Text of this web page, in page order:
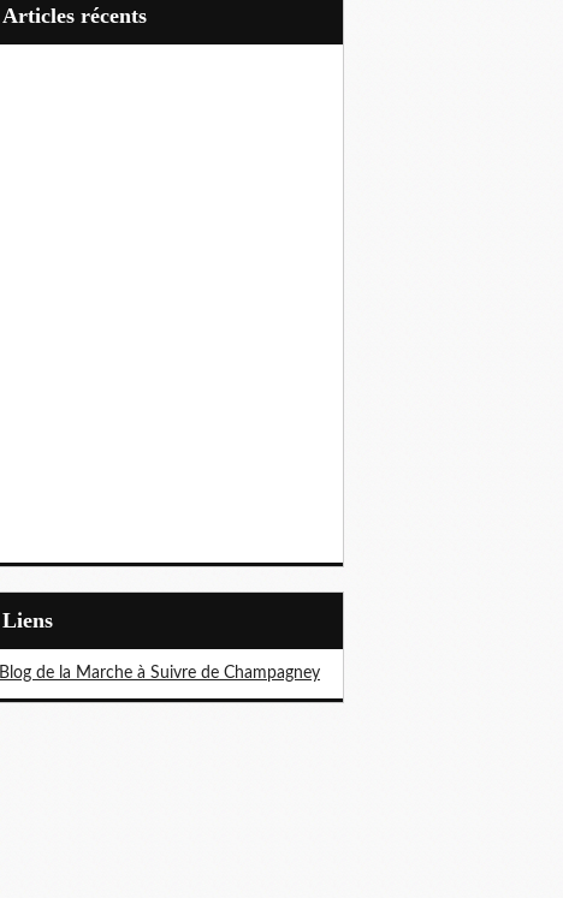
articles récents
Liens
Blog de la Marche à Suivre de Champagney